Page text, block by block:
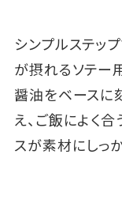
シンプルステッ
が摂れるソテー
醤油をベースに
え、ご飯によく
スが素材にしっ